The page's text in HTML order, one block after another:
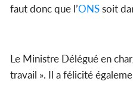
faut donc que l’ONSsoit
Le Ministre Délégué en
travail ». Il a félicité